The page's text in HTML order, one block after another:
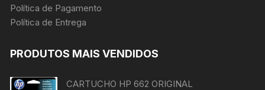
Política de Pagamento
Política de Entrega
PRODUTOS MAIS VENDIDOS
CARTUCHO HP 662 ORIGINAL